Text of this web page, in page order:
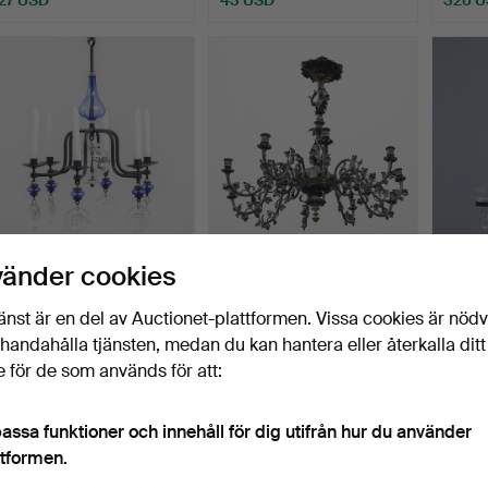
ERIK HÖGLUND. (1932-
LJUSKRONA "SH 5
16 nov 2025
bud
379 USD
MÄSSING, OSCA…
Klubbades 16 nov 2025
47 bud
4 bud
cookies
är en del av Auctionet-plattformen. Vissa cookies är
tjänsten, medan du kan hantera eller återkalla ditt
för de som används för att:
funktioner och innehåll för dig utifrån hur du använder